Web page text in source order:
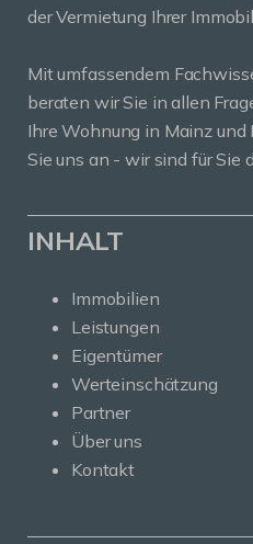
der Vermietung Ihrer
Mit umfassendem
beraten wir Sie in allen
Ihre Wohnung in Mainz und
Sie uns an - wir sind für Sie
INHALT
Immobilien
Leistungen
Eigentümer
Werteinschätzung
Partner
Über uns
Kontakt